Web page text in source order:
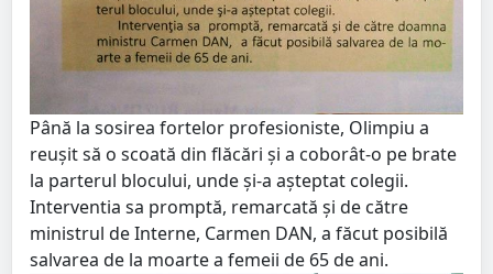
Până la sosirea fortelor profesioniste, Olimpiu a
reuşit să o scoată din flăcări şi a coborât-o pe brate
la parterul blocului, unde şi-a aşteptat colegii.
Interventia sa promptă, remarcată şi de către
ministrul de Interne, Carmen DAN, a făcut posibilă
salvarea de la moarte a femeii de 65 de ani.